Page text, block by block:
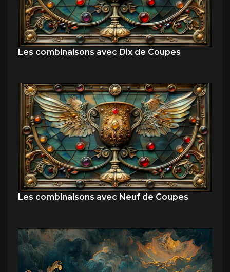
Les combinaisons avec Dix de Coupes
Les combinaisons avec Neuf de Coupes